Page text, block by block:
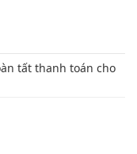
tất thanh toán cho